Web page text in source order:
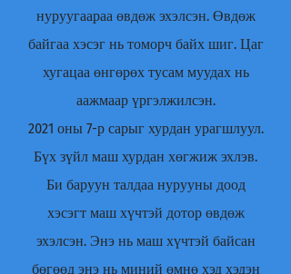
нуруугаараа өвдөж эхэлсэн. Өвдөж
байгаа хэсэг нь томорч байх шиг. Цаг
хугацаа өнгөрөх тусам муудах нь
аажмаар үргэлжилсэн.
2021 оны 7-р сарыг хурдан урагшлуул.
Бүх зүйл маш хурдан хөгжиж эхлэв.
Би баруун талдаа нурууны доод
хэсэгт маш хүчтэй дотор өвдөж
эхэлсэн. Энэ нь маш хүчтэй байсан
бөгөөд энэ нь миний өмнө хэд хэдэн